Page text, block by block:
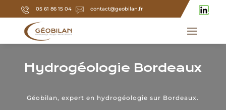
05 61 86 15 04 contact@geobilan.fr
Hydrogéologie Bordeaux
Géobilan, expert en hydrogéologie sur Bordeaux.